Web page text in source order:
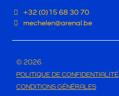
+32 (0)15 68 30 70
mechelen@arenal.be
© 2026
POLITIQUE DE CONFIDENTIALITÉ
CONDITIONS GÉNÉRALES